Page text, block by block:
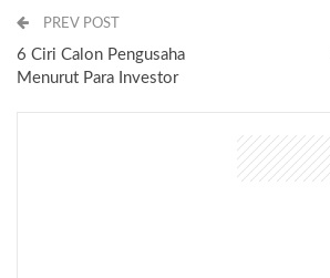
PREV POST
6 Ciri Calon Pengusaha
Menurut Para Investor